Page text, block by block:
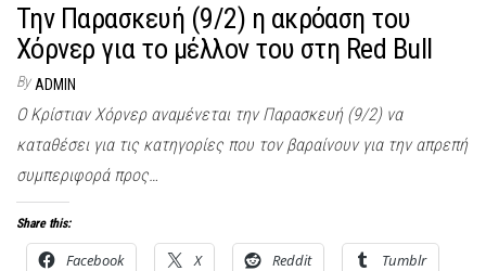
Την Παρασκευή (9/2) η ακρόαση του
Χόρνερ για το μέλλον του στη Red Bull
By ADMIN
O Κρίστιαν Χόρνερ αναμένεται την Παρασκευή (9/2) να
καταθέσει για τις κατηγορίες που τον βαραίνουν για την απρεπή
συμπεριφορά προς…
Share this:
Facebook X Reddit Tumblr